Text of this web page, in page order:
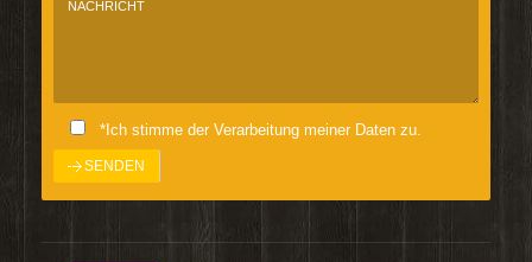
*Ich stimme der Verarbeitung meiner Daten zu.